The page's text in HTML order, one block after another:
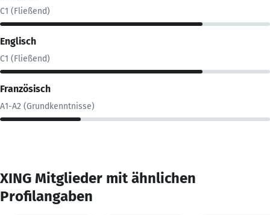
C1 (Fließend)
Englisch
C1 (Fließend)
Französisch
A1-A2 (Grundkenntnisse)
XING Mitglieder mit ähnlichen
Profilangaben